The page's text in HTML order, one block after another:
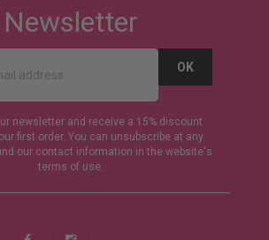
Newsletter
newsletter and receive a 15% discount
first order. You can unsubscribe at any
our contact information in the website's
terms of use.